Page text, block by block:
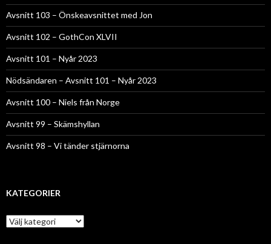
Avsnitt 103 – Önskeavsnittet med Jon
Avsnitt 102 – GothCon XLVII
Avsnitt 101 – Nyår 2023
Nödsändaren – Avsnitt 101 – Nyår 2023
Avsnitt 100 – Niels från Norge
Avsnitt 99 – Skämshyllan
Avsnitt 98 – Vi tänder stjärnorna
KATEGORIER
Kategorier